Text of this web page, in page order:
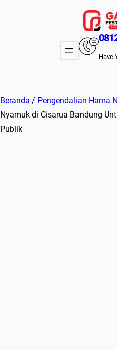
Have
Beranda / Pengendalian Hama
Nyamuk di Cisarua Bandung
Publik